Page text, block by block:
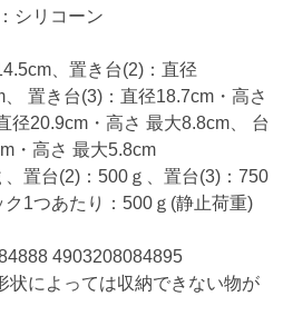
シリコーン
、置き台(2)：直径
置き台(3)：直径18.7cm・高さ
径20.9cm・高さ 最大8.8cm、 台
・高さ 最大5.8cm
置台(2)：500ｇ、置台(3)：750
ク1つあたり：500ｇ(静止荷重)
4903208084895
によっては収納できない物が